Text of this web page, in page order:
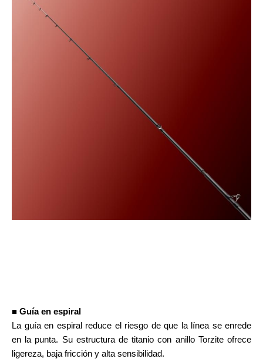
■ Guía en espiral
La guía en espiral reduce el riesgo de que la línea se enrede
en la punta. Su estructura de titanio con anillo Torzite ofrece
ligereza, baja fricción y alta sensibilidad.